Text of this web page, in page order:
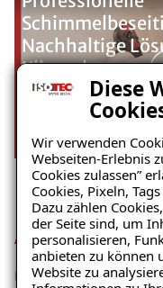
Diese
Wir verwenden
Webseiten-Erlebnis
Cookies zulassen”
Cookies, Pixeln,
Dazu zählen
der Seite sind, um
personalisieren,
anbieten zu können
Website zu
Nachhaltige
Klimaplatten
Amtlich
Unsere Sanierung